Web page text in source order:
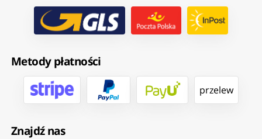
Metody płatności
przelew
Znajdź nas